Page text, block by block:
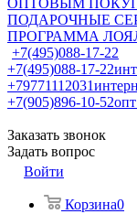
ОПТОВЫМ
ПОДАРОЧНЫЕ
ПРОГРАММА
+7(495)088-17-22
+7(495)088-17-22
+79771112031
+7(905)896-10-52
Заказать звонок
Задать вопрос
Войти
Корзина0